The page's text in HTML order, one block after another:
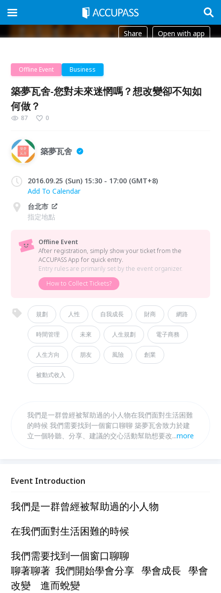
Share Open with app
Offline Event Business
築夢瓦舍-您對未來迷惘嗎？想改變卻不知如
何做？
87 0
築夢瓦舍
2016.09.25 (Sun) 15:30 - 17:00 (GMT+8)
Add To Calendar
台北市
指定地點
Offline Event
After registration, simply show your ticket from the
ACCUPASS App for quick entry.
Entry rules are primarily set by the event organizer.
How to Collect Tickets?
規劃 人性 自我成長 財商 網路
時間管理 未來 人生規劃 電子商務
人生方向 朋友 風險 創業
被動式收入
我們是一群曾經被幫助過的小人物在我們面對生活困難
的時候 我們需要找到一個窗口聊聊 築夢瓦舍致力於建
立一個聆聽、分享、建議的交心活動幫助想要改變現況
...more
Event Introduction
我們是一群曾經被幫助過的小人物
在我們面對生活困難的時候
我們需要找到一個窗口聊聊
聊著聊著 我們開始學會分享 學會成長 學會
改變 進而蛻變